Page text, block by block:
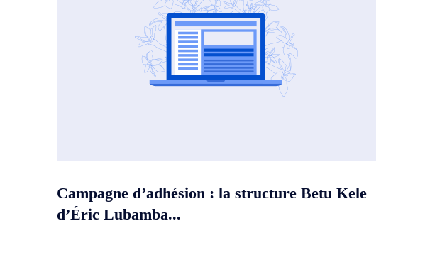
Campagne d’adhésion : la structure Betu Kele
d’Éric Lubamba...